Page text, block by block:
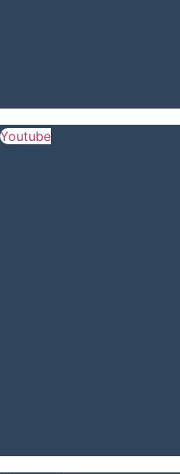
Youtube